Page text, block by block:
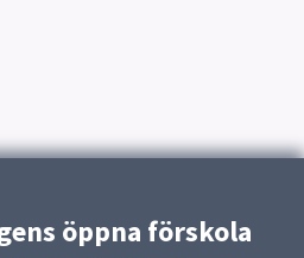
öppna förskola